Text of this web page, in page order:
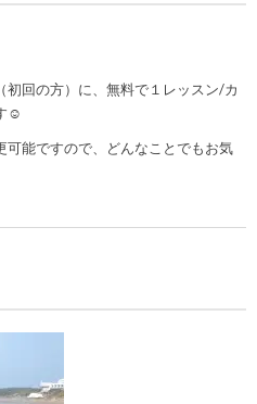
初回の方）に、無料で１レッスン/カ
☺
能ですので、どんなことでもお気